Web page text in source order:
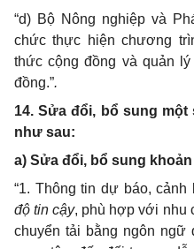
“d) Bộ Nông nghiệp và
chức thực hiện chương
thức cộng đồng và quản lý
đồng.”.
14. Sửa đổi, bổ sung
như sau:
a) Sửa đổi, bổ sung
“1. Thông tin dự báo,
độ tin cậy, phù hợp với nhu
chuyển tải bằng ngôn ngữ